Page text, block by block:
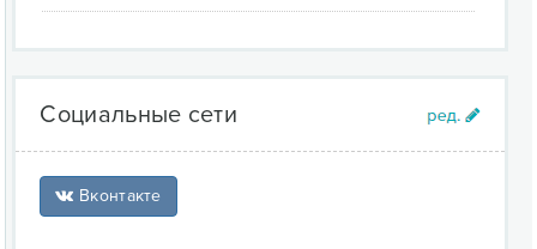
Социальные сети
Вконтакте